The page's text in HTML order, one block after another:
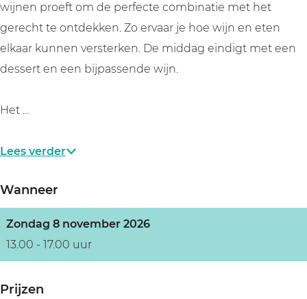
wijnen proeft om de perfecte combinatie met het
gerecht te ontdekken. Zo ervaar je hoe wijn en eten
elkaar kunnen versterken. De middag eindigt met een
dessert en een bijpassende wijn.
Het …
Lees verder
Wanneer
Zondag 8 november 2026
13.00 - 17.00 uur
Prijzen